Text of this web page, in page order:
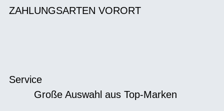
ZAHLUNGSARTEN VORORT
Service
Große Auswahl aus Top-Marken